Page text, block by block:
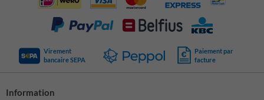
Virement
bancaire SEPA
Paiement par
facture
Information